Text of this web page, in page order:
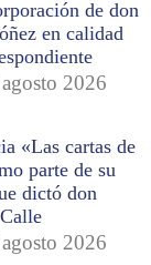
de don
en calidad
2026
«Las cartas de
parte de su
dictó don
2026